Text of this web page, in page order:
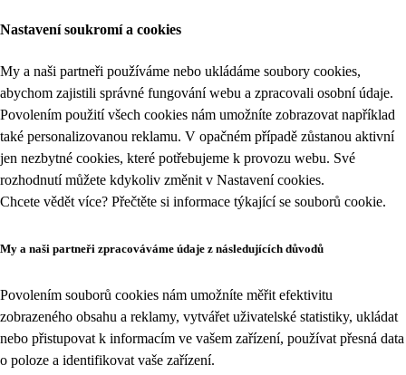
Nastavení soukromí a cookies
My a naši partneři používáme nebo ukládáme soubory cookies,
abychom zajistili správné fungování webu a zpracovali osobní údaje.
Povolením použití všech cookies nám umožníte zobrazovat například
také personalizovanou reklamu. V opačném případě zůstanou aktivní
jen nezbytné cookies, které potřebujeme k provozu webu. Své
rozhodnutí můžete kdykoliv změnit v Nastavení cookies.
Chcete vědět více? Přečtěte si informace týkající se souborů cookie.
My a naši partneři zpracováváme údaje z následujících důvodů
Povolením souborů cookies nám umožníte měřit efektivitu
zobrazeného obsahu a reklamy, vytvářet uživatelské statistiky, ukládat
nebo přistupovat k informacím ve vašem zařízení, používat přesná data
o poloze a identifikovat vaše zařízení.